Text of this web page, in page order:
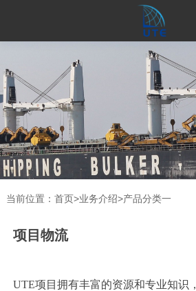
当前位置： 首页>业务介绍>产品分类一
项目物流
UTE项目拥有丰富的资源和专业知识，